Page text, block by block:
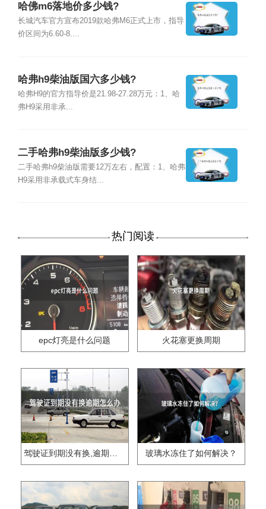
哈佛m6落地价多少钱?
长城汽车官方宣布2019款哈弗M6正式上市，指导
价区间为6.60-8....
哈弗h9柴油版国六多少钱?
哈弗H9的官方指导价是21.98-27.28万元：1、哈
弗H9采用非承...
二手哈弗h9柴油版多少钱?
二手哈弗h9柴油版需要12万左右，配置：1、哈弗
H9采用非承载式车身结...
热门阅读
epc灯亮是什么问题 火花塞更换周期
驾驶证到期没有换,逾期怎么办?? 玻璃水冻住了如何解决？